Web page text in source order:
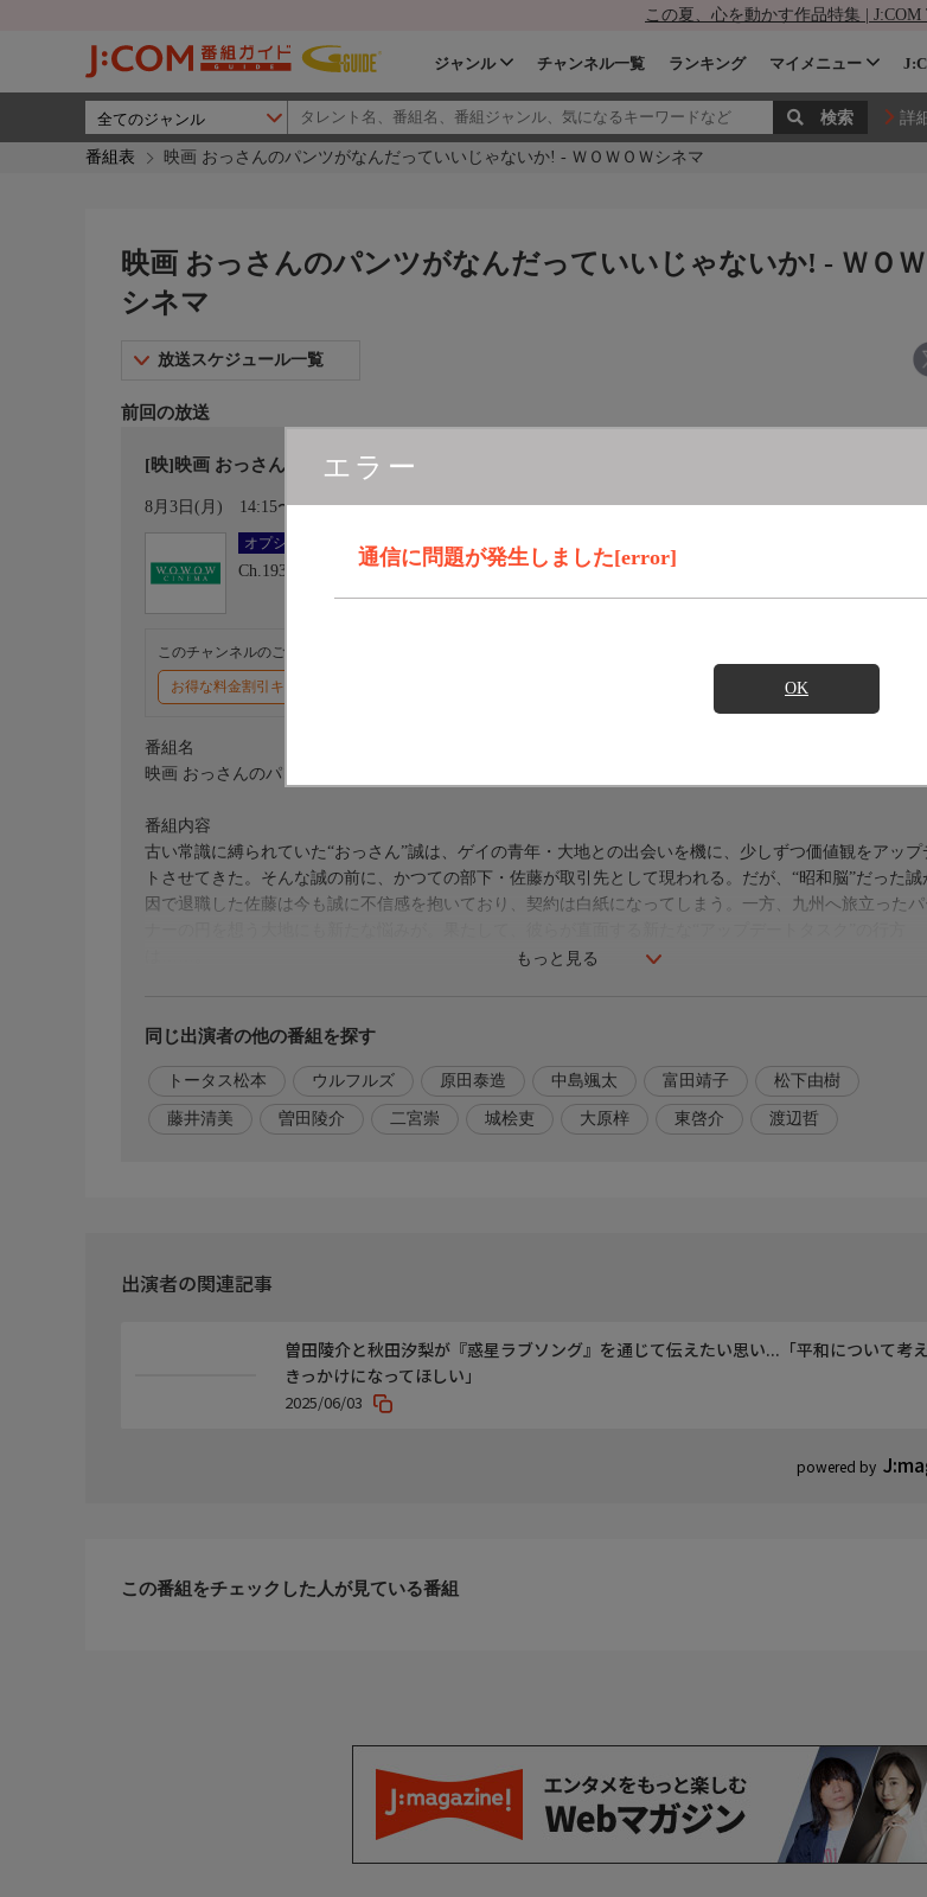
この夏、心を動かす作品特集 | J:COM
ジャンル チャンネル一覧 ランキング マイメニュー
詳
番組表 映画 おっさんのパンツがなんだっていいじゃないか! - ＷＯＷＯＷシネマ
エラー
通信に問題が発生しました[error]
OK
映画 おっさんのパンツがなんだっていいじゃないか! - ＷＯ
シネマ
放送スケジュール一覧
前回の放送
[映]映画 おっさんのパンツがなんだっていいじゃないか！[SS][字]
8月3日(月) 14:15〜16:15
オプション
Ch.193
ＷＯＷＯＷシネマ
このチャンネルのご視聴には、オプションチャンネル(有料)のご契約が必要となります。
お得な料金割引キャンペーン実施中
もっと見る
番組名
映画 おっさんのパンツがなんだっていいじゃないか!
番組内容
古い常識に縛られていた“おっさん”誠は、ゲイの青年・大地との出会いを機に、少しずつ価値観をアップ
トさせてきた。そんな誠の前に、かつての部下・佐藤が取引先として現われる。だが、“昭和脳”だった誠
因で退職した佐藤は今も誠に不信感を抱いており、契約は白紙になってしまう。一方、九州へ旅立ったパ
(2025年 日本)
【脚本】藤井清美
【出演】原田泰造、中島颯太、城桧吏、大原梓、東啓介、渡辺哲、曽田陵介、トータス松本、松下由樹、
靖子
同じ出演者の他の番組を探す
トータス松本 ウルフルズ 原田泰造 中島颯太 富田靖子 松下由樹
藤井清美 曽田陵介 二宮崇 城桧吏 大原梓 東啓介 渡辺哲
出演者の関連記事
powered by
曽田陵介と秋田汐梨が『惑星ラブソング』を通じて伝えたい思い...「平和について考
きっかけになってほしい」
2025/06/03
この番組をチェックした人が見ている番組